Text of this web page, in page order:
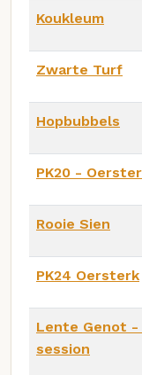
Koukleum
Zwarte Turf
Hopbubbels
PK20 -
Rooie Sien
PK24 Oersterk
Lente Genot -
session